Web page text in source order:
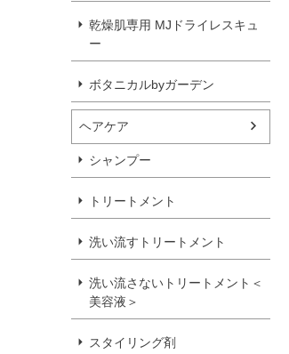
乾燥肌専用 MJドライレスキュ
ー
ボタニカルbyガーデン
ヘアケア
シャンプー
トリートメント
洗い流すトリートメント
洗い流さないトリートメント＜
美容液＞
スタイリング剤